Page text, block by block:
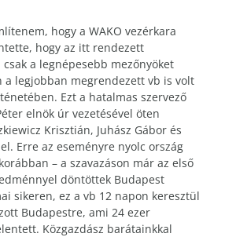
hogy a WAKO vezérkara
hogy az itt rendezett
a legnépesebb mezőnyöket
a legjobban megrendezett vb is volt
Ezt a hatalmas szervező
elnök úr vezetésével öten
Krisztián, Juhász Gábor és
Erre az eseményre nyolc ország
– a szavazáson már az első
döntöttek Budapest
sikeren, ez a vb 12 napon keresztül
Budapestre, ami 24 ezer
Közgazdász barátainkkal